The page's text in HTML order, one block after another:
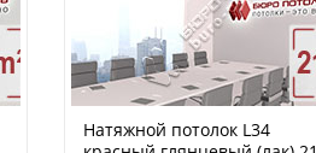
Натяжной потолок L34